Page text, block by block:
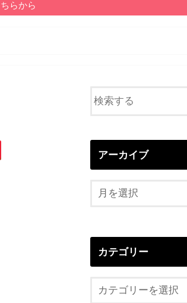
らから
アーカイブ
カテゴリー